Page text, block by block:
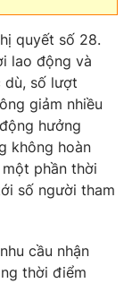
quyết số 28.
lao động và
dù, số lượt
giảm nhiều
hưởng
không hoàn
phần thời
số người tham
cầu nhận
thời điểm